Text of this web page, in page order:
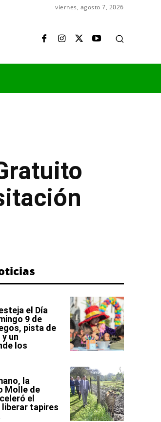
viernes, agosto 7, 2026
el Día
9 de
pista de
un
los
la
Molle de
el
tapires